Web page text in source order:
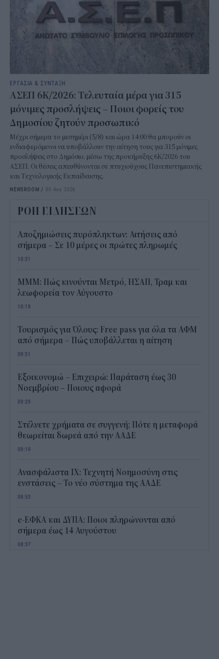
ΕΡΓΑΣΙΑ & ΣΥΝΤΑΞΗ
ΑΣΕΠ 6Κ/2026: Τελευταία μέρα για 315
μόνιμες προσλήψεις – Ποιοι φορείς του
Δημοσίου ζητούν προσωπικό
Μέχρι σήμερα το μεσημέρι (5/8) και ώρα 14:00 θα μπορούν οι
ενδιαφερόμενοι να υποβάλλουν την αίτηση τους για 315 μόνιμες
προσλήψεις στο Δημόσιο, μέσω της προκήρυξης 6Κ/2026 του
ΑΣΕΠ. Οι θέσεις απευθύνονται σε πτυχιούχους Πανεπιστημιακής
και Τεχνολογικής Εκπαίδευσης.
NEWSROOM / 05 Αυγ 2026
ΡΟΗ ΕΙΔΗΣΕΩΝ
Αποζημιώσεις πυρόπληκτων: Αιτήσεις από
σήμερα – Σε 10 μέρες οι πρώτες πληρωμές
10:31
ΜΜΜ: Πώς κινούνται Μετρό, ΗΣΑΠ, Τραμ και
λεωφορεία τον Αύγουστο
10:19
Τουρισμός για Όλους: Free pass για όλα τα ΑΦΜ
από σήμερα – Πώς υποβάλλεται η αίτηση
09:51
Εξοικονομώ – Επιχειρώ: Παράταση έως 30
Νοεμβρίου – Ποιους αφορά
09:29
Στέλνετε χρήματα σε συγγενή; Πότε η μεταφορά
θεωρείται δωρεά από την ΑΑΔΕ
09:19
Ανασφάλιστα ΙΧ: Τεχνητή Νοημοσύνη στις
ενστάσεις – Το νέο σύστημα της ΑΑΔΕ
08:53
e-ΕΦΚΑ και ΔΥΠΑ: Ποιοι πληρώνονται από
σήμερα έως 14 Αυγούστου
08:37